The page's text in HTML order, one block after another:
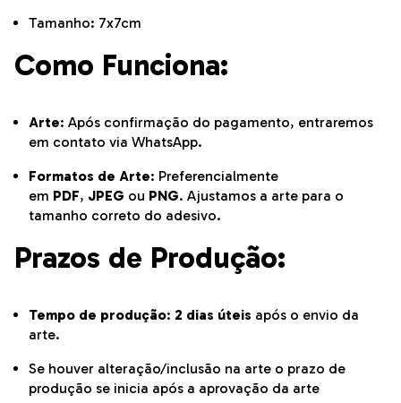
Tamanho: 7x7cm
Como Funciona:
Arte: Após confirmação do pagamento, entraremos
em contato via WhatsApp.
Formatos de Arte: Preferencialmente
em PDF, JPEG ou PNG. Ajustamos a arte para o
tamanho correto do adesivo.
Prazos de Produção:
Tempo de produção: 2 dias úteis após o envio da
arte.
Se houver alteração/inclusão na arte o prazo de
produção se inicia após a aprovação da arte